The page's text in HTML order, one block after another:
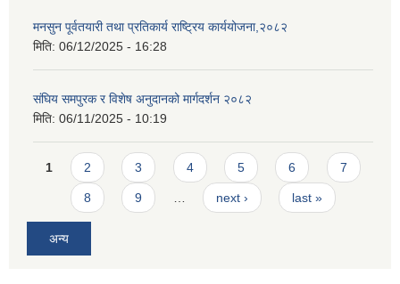
मनसुन पूर्वतयारी तथा प्रतिकार्य राष्ट्रिय कार्ययोजना,२०८२
मिति: 06/12/2025 - 16:28
संघिय समपुरक र विशेष अनुदानको मार्गदर्शन २०८२
मिति: 06/11/2025 - 10:19
Pages
1 2 3 4 5 6 7
8 9 next › last »
अन्य